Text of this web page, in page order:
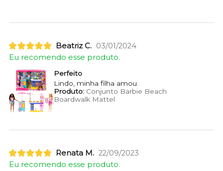
Beatriz C. 03/01/2024
Eu recomendo esse produto.
Perfeito
Lindo, minha filha amou.
Produto:Conjunto Barbie Beach
Boardwalk Mattel
Renata M. 22/09/2023
Eu recomendo esse produto.